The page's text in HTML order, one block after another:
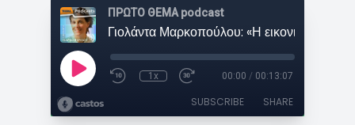
ΠΡΩΤΟ ΘΕΜΑ podcast
1x 00:00 / 00:13:07
SUBSCRIBE SHARE